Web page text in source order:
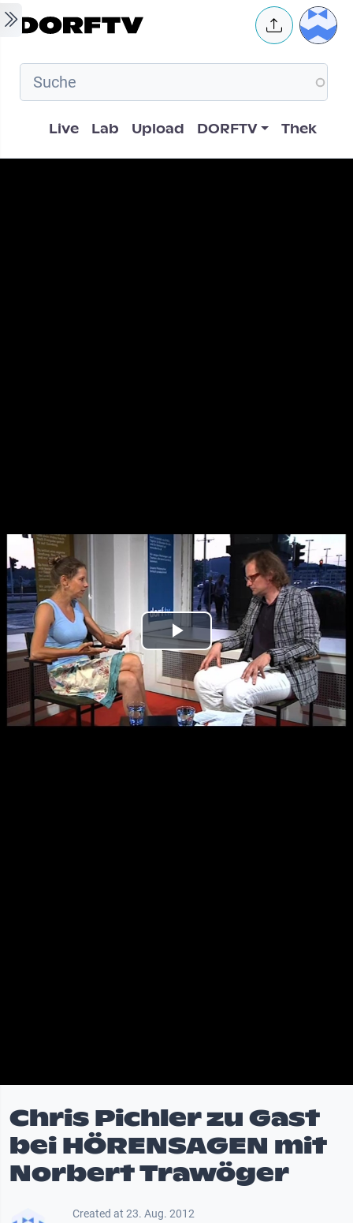
Skip to main content User
Hauptnavigation
Live Lab Upload DORFTV Thek
Play
Video
Chris Pichler zu Gast
bei HÖRENSAGEN mit
Norbert Trawöger
Created at 23. Aug. 2012